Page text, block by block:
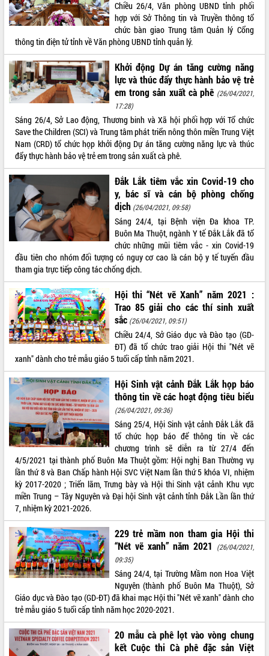
Hội thảo khoa học “Giải pháp thúc đẩy
phát triển nền kinh tế xanh tại tỉnh
Tăng cường giám sát, đôn đốc thực
hiện nhiệm vụ quản lý tài sản công
hàng tuần
Tháo gỡ những vướng mắc, đẩy mạnh
công tác cải cách thủ tục hành chính
tại Trung tâm Phục vụ hành chính
công tỉnh
Đắk Lắk: Tôn vinh 46 giải pháp tại Hội
thi Sáng tạo Kỹ thuật 2024 - 2025
Đắk Lắk rà soát, điều chỉnh Đề án 190
về phát triển nuôi trồng thủy sản
Phó Chủ tịch UBND tỉnh Đắk Lắk
Trương Công Thái kiểm tra thực địa
Dự án cao tốc Khánh Hòa - Buôn Ma
Thuột
Định vị cà phê Việt Nam như một “di
sản sống” trong dòng chảy toàn cầu
Xây dựng nông thôn mới: Nâng cao đời
sống người dân từ những mô hình thiết
thực
Quyết liệt tháo gỡ vướng mắc, đẩy
nhanh tiến độ các dự án trọng điểm
trong Khu kinh tế Nam Phú Yên
Hòn Yến phát triển du lịch gắn với bảo
tồn biển
Lấy ý kiến điều chỉnh Quy hoạch tỉnh
Đắk Lắk thời kỳ 2021-2030, tầm nhìn
đến năm 2050
Phát động chiến dịch 30 ngày đêm
giải phóng mặt bằng Tuyến đường bộ
ven biển
Đắk Lắk nỗ lực thúc đẩy tăng trưởng
kinh tế từ 10% trở lên trong Quý
II/2026
Đắk Lắk ký kết thỏa thuận hợp tác về
chuyển đổi số giai đoạn 2026 – 2030
với Tập đoàn Bưu chính Viễn thông
Việt Nam
Thứ trưởng Bộ Y tế làm việc với tỉnh
Đắk Lắk về phát triển nhân lực y tế
cho trạm y tế cấp xã
Du lịch Đắk Lắk nâng tầm trải nghiệm
du khách thông qua Hệ thống cơ sở dữ
liệu và Bản đồ số
Tập huấn ứng dụng trí tuệ nhân tạo (AI)
trong thương mại điện tử năm 2026
Đoàn đại biểu Quốc hội tỉnh Đắk Lắk
Chiều 26/4, Văn phòng UBND tỉnh phối
hợp với Sở Thông tin và Truyền thông tổ
chức bàn giao Trung tâm Quản lý Cổng
thông tin điện tử tỉnh về Văn phòng UBND tỉnh quản lý.
Khởi động Dự án tăng cường năng
lực và thúc đẩy thực hành bảo vệ trẻ
em trong sản xuất cà phê (26/04/2021,
17:28)
Sáng 26/4, Sở Lao động, Thương binh và Xã hội phối hợp với Tổ chức
Save the Children (SCI) và Trung tâm phát triển nông thôn miền Trung Việt
Nam (CRD) tổ chức họp khởi động Dự án tăng cường năng lực và thúc
đẩy thực hành bảo vệ trẻ em trong sản xuất cà phê.
Đắk Lắk tiêm vắc xin Covid-19 cho
y, bác sĩ và cán bộ phòng chống
dịch (26/04/2021, 09:58)
Sáng 24/4, tại Bệnh viện Đa khoa TP.
Buôn Ma Thuột, ngành Y tế Đắk Lắk đã tổ
chức những mũi tiêm vắc - xin Covid-19
đầu tiên cho nhóm đối tượng có nguy cơ cao là cán bộ y tế tuyến đầu
tham gia trực tiếp công tác chống dịch.
Hội thi “Nét vẽ Xanh” năm 2021 :
Trao 85 giải cho các thí sinh xuất
sắc (26/04/2021, 09:51)
Chiều 24/4, Sở Giáo dục và Đào tạo (GD-
ĐT) đã tổ chức trao giải Hội thi "Nét vẽ
xanh" dành cho trẻ mẫu giáo 5 tuổi cấp tỉnh năm 2021.
Hội Sinh vật cảnh Đắk Lắk họp báo
thông tin về các hoạt động tiêu biểu
(26/04/2021, 09:36)
Sáng 25/4, Hội Sinh vật cảnh Đắk Lắk đã
tổ chức họp báo để thông tin về các
chương trình sẽ diễn ra từ 27/4 đến
4/5/2021 tại thành phố Buôn Ma Thuột gồm: Hội nghị Ban Thường vụ
lần thứ 8 và Ban Chấp hành Hội SVC Việt Nam lần thứ 5 khóa VI, nhiệm
kỳ 2017-2020 ; Triển lãm, Trưng bày và Hội thi Sinh vật cảnh Khu vực
miền Trung – Tây Nguyên và Đại hội Sinh vật cảnh tỉnh Đắk Lần lần thứ
7, nhiệm kỳ 2021-2026.
229 trẻ mầm non tham gia Hội thi
“Nét vẽ xanh” năm 2021
(26/04/2021,
09:35)
Sáng 24/4, tại Trường Mầm non Hoa Việt
Nguyên (thành phố Buôn Ma Thuột), Sở
Giáo dục và Đào tạo (GD-ĐT) đã khai mạc Hội thi "Nét vẽ xanh" dành cho
trẻ mẫu giáo 5 tuổi cấp tỉnh năm học 2020-2021.
20 mẫu cà phê lọt vào vòng chung
kết Cuộc thi Cà phê đặc sản Việt